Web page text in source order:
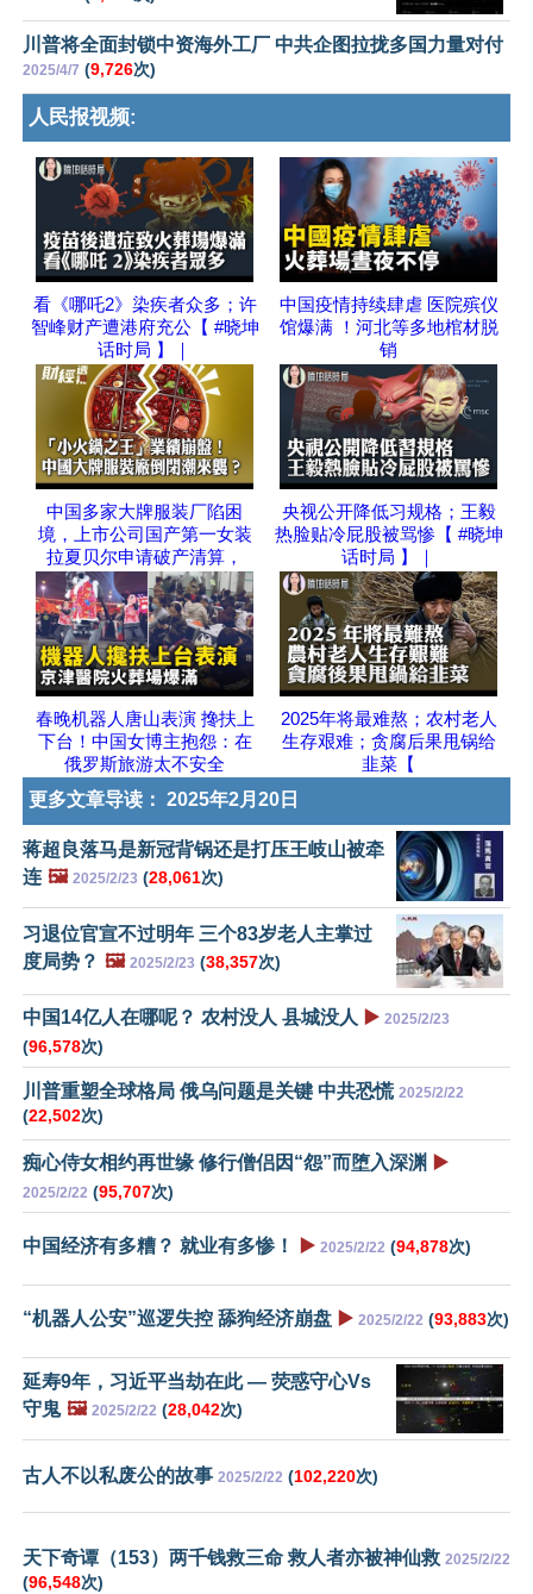
川普将全面封锁中资海外工厂 中共企图拉拢多国力量对付
2025/4/7 (9,726次)
人民报视频:
看《哪吒2》染疾者众多；许
智峰财产遭港府充公【 #晓坤
话时局 】｜
中国疫情持续肆虐 医院殡仪
馆爆满 ！河北等多地棺材脱
销
中国多家大牌服装厂陷困
境，上市公司国产第一女装
拉夏贝尔申请破产清算，
央视公开降低习规格；王毅
热脸贴冷屁股被骂惨【 #晓坤
话时局 】｜
春晚机器人唐山表演 搀扶上
下台！中国女博主抱怨：在
俄罗斯旅游太不安全
2025年将最难熬；农村老人
生存艰难；贪腐后果甩锅给
韭菜【
更多文章导读： 2025年2月20日
蒋超良落马是新冠背锅还是打压王岐山被牵
连 🖼️ 2025/2/23 (28,061次)
习退位官宣不过明年 三个83岁老人主掌过
度局势？ 🖼️ 2025/2/23 (38,357次)
中国14亿人在哪呢？ 农村没人 县城没人 ▶️ 2025/2/23
(96,578次)
川普重塑全球格局 俄乌问题是关键 中共恐慌 2025/2/22
(22,502次)
痴心侍女相约再世缘 修行僧侣因“怨”而堕入深渊 ▶️
2025/2/22 (95,707次)
中国经济有多糟？ 就业有多惨！ ▶️ 2025/2/22 (94,878次)
“机器人公安”巡逻失控 舔狗经济崩盘 ▶️ 2025/2/22 (93,883次)
延寿9年，习近平当劫在此 — 荧惑守心Vs
守鬼 🖼️ 2025/2/22 (28,042次)
古人不以私废公的故事 2025/2/22 (102,220次)
天下奇谭（153）两千钱救三命 救人者亦被神仙救 2025/2/22
(96,548次)